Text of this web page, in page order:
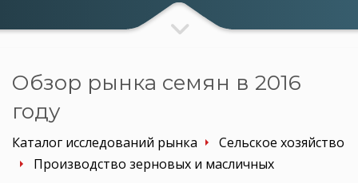
Обзор рынка семян в 2016
году
Каталог исследований рынка
Сельское хозяйство
Производство зерновых и масличных